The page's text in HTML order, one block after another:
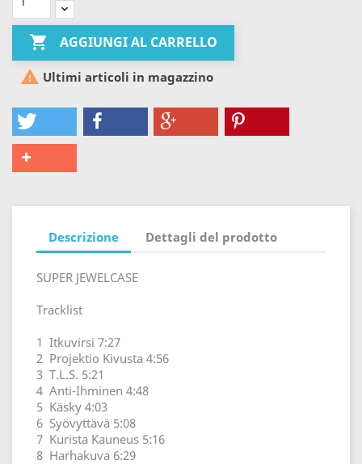
 AGGIUNGI AL CARRELLO
 Ultimi articoli in magazzino
Descrizione Dettagli del prodotto
SUPER JEWELCASE
Tracklist
1 Itkuvirsi 7:27
2 Projektio Kivusta 4:56
3 T.L.S. 5:21
4 Anti-Ihminen 4:48
5 Käsky 4:03
6 Syövyttävä 5:08
7 Kurista Kauneus 5:16
8 Harhakuva 6:29